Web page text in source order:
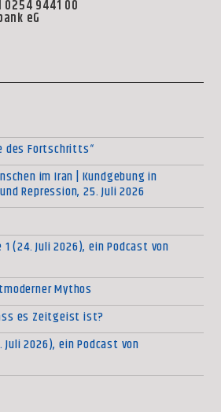
0254 9441 00
eG
des Fortschritts“
im Iran | Kundgebung in
Repression, 25. Juli 2026
(24. Juli 2026), ein Podcast von
Mythos
es Zeitgeist ist?
Juli 2026), ein Podcast von